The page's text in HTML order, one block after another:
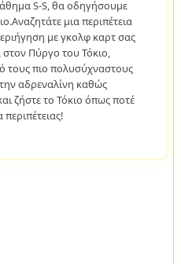
S-S, θα οδηγήσουμε
μια περιπέτεια
με γκολφ καρτ σας
στον Πύργο του Τόκιο,
τους πιο πολυσύχναστους
αδρεναλίνη καθώς
ζήστε το Τόκιο όπως ποτέ